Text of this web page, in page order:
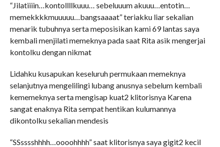
“Jilatiiiin…kontollllkuuu… sebeluuum akuuu…entotin…
memekkkkmuuuuu…bangsaaaat” teriakku liar sekalian
menarik tubuhnya serta meposisikan kami 69 lantas saya
kembali menjilati memeknya pada saat Rita asik mengerjai
kontolku dengan nikmat
Lidahku kusapukan keseluruh permukaan memeknya
selanjutnya mengelilingi lubang anusnya sebelum kembali
kememeknya serta mengisap kuat2 klitorisnya Karena
sangat enaknya Rita sempat hentikan kulumannya
dikontolku sekalian mendesis
“SSsssshhhh…oooohhhh” saat klitorisnya saya gigit2 kecil